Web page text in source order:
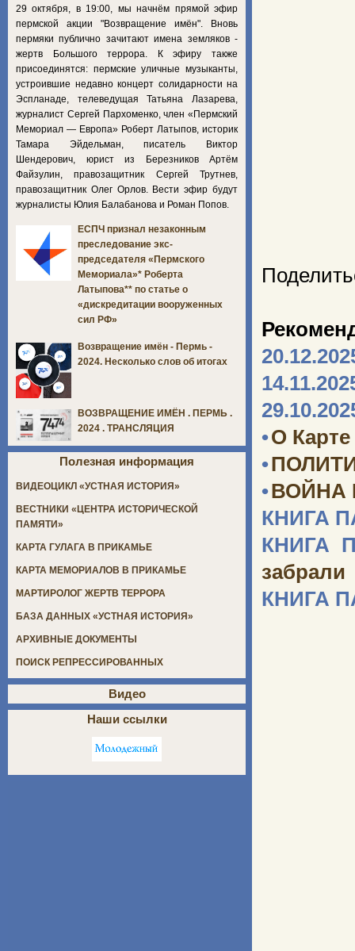
•О
•
•ВОЙНА
КНИГА
КНИГА
забрали
КНИГА
29 октября, в 19:00, мы начнём прямой эфир
пермской акции "Возвращение имён". Вновь
пермяки публично зачитают имена земляков -
жертв Большого террора. К эфиру также
присоединятся: пермские уличные музыканты,
устроившие недавно концерт солидарности на
Эспланаде, телеведущая Татьяна Лазарева,
журналист Сергей Пархоменко, член «Пермский
Мемориал — Европа» Роберт Латыпов, историк
Тамара Эйдельман, писатель Виктор
Шендерович, юрист из Березников Артём
Файзулин, правозащитник Сергей Трутнев,
правозащитник Олег Орлов. Вести эфир будут
журналисты Юлия Балабанова и Роман Попов.
ЕСПЧ признал незаконным
преследование экс-
председателя «Пермского
Мемориала»* Роберта
Латыпова** по статье о
«дискредитации вооруженных
сил РФ»
Возвращение имён - Пермь -
2024. Несколько слов об итогах
ВОЗВРАЩЕНИЕ ИМЁН . ПЕРМЬ .
2024 . ТРАНСЛЯЦИЯ
Полезная информация
ВИДЕОЦИКЛ «УСТНАЯ ИСТОРИЯ»
ВЕСТНИКИ «ЦЕНТРА ИСТОРИЧЕСКОЙ
ПАМЯТИ»
КАРТА ГУЛАГА В ПРИКАМЬЕ
КАРТА МЕМОРИАЛОВ В ПРИКАМЬЕ
МАРТИРОЛОГ ЖЕРТВ ТЕРРОРА
БАЗА ДАННЫХ «УСТНАЯ ИСТОРИЯ»
АРХИВНЫЕ ДОКУМЕНТЫ
ПОИСК РЕПРЕССИРОВАННЫХ
Видео
Наши ссылки